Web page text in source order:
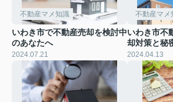
不動産マメ知識
いわき市で不動産売却を検討中
のあなたへ
2024.07.21
不動産マメ
いわき市不
却対策と秘
2024.04.13